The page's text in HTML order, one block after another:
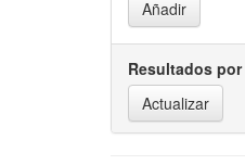
Resultados